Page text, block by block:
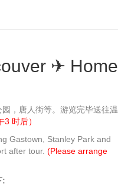
✈ Home
，唐人街等。游览完毕送往温
3 时后）
Gastown, Stanley Park and
after tour. (Please arrange
: